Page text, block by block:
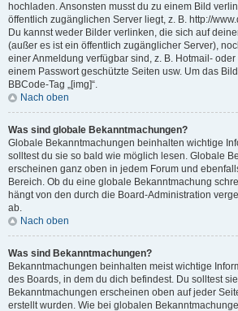
hochladen. Ansonsten musst du zu einem Bild
öffentlich zugänglichen Server liegt, z. B. http://
Du kannst weder Bilder verlinken, die sich auf
(außer es ist ein öffentlich zugänglicher Server),
einer Anmeldung verfügbar sind, z. B. Hotmail-
einem Passwort geschützte Seiten usw. Um das
BBCode-Tag „[img]“.
Nach oben
Was sind globale Bekanntmachungen?
Globale Bekanntmachungen beinhalten wichtige
solltest du sie so bald wie möglich lesen. Globale
erscheinen ganz oben in jedem Forum und
Bereich. Ob du eine globale Bekanntmachung
hängt von den durch die Board-Administration
ab.
Nach oben
Was sind Bekanntmachungen?
Bekanntmachungen beinhalten meist wichtige
des Boards, in dem du dich befindest. Du solltest
Bekanntmachungen erscheinen oben auf jeder
erstellt wurden. Wie bei globalen